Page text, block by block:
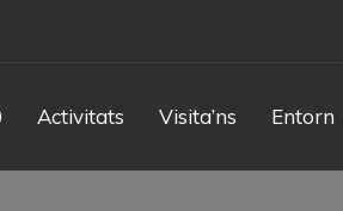
Activitats Visita’ns Entorn